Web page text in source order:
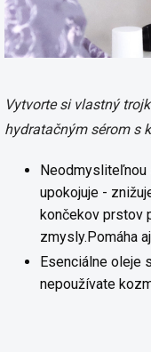
Vytvorte si vlastný
hydratačným sérom s
upokojuje -
končekov prstov
zmysly. Pomáha aj
Esenciálne oleje
nepoužívate